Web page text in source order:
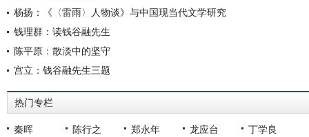
杨扬：《〈雷雨〉人物谈》与中国现当代文学研究
钱理群：读钱谷融先生
陈平原：散淡中的坚守
宫立：钱谷融先生三题
热门专栏
秦晖 陈行之 郑永年 龙应台
丁学良